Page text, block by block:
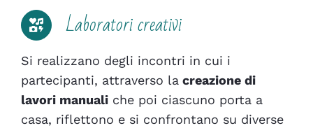
Laboratori creativi
Si realizzano degli incontri in cui i
partecipanti, attraverso la creazione di
lavori manualiche poi ciascuno porta a
casa, riflettono e si confrontano su diverse